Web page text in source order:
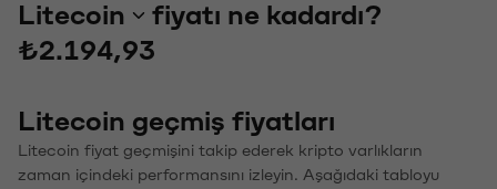
Litecoin
fiyatı ne kadardı?
₺2.194,93
Litecoin geçmiş fiyatları
Litecoin fiyat geçmişini takip ederek kripto varlıkların
zaman içindeki performansını izleyin. Aşağıdaki tabloyu